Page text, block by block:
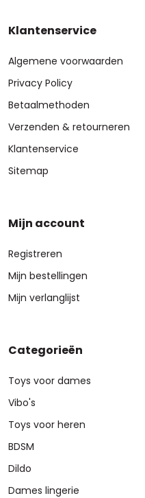
Klantenservice
Algemene voorwaarden
Privacy Policy
Betaalmethoden
Verzenden & retourneren
Klantenservice
Sitemap
Mijn account
Registreren
Mijn bestellingen
Mijn verlanglijst
Categorieën
Toys voor dames
Vibo's
Toys voor heren
BDSM
Dildo
Dames lingerie